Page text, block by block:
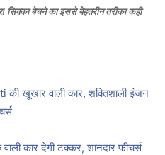
बेचने का इससे बेहतरीन तरीका कही
खूखार वाली कार, शक्तिशाली इंजन
कार देगी टक्कर, शानदार फीचर्स